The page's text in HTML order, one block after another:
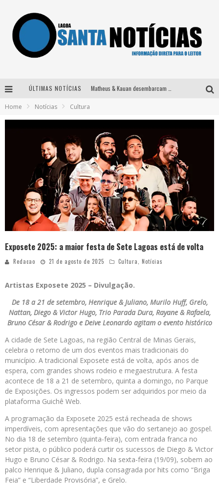
ÚLTIMAS NOTÍCIAS
Após sair da KondZilla, DJ Danny Albuquerque inicia nova fase
Home Notícias Cultura
Exposete 2025: a maior festa de Sete Lagoas está de volta
Redacao 21 de agosto de 2025 Cultura, Notícias
Artistas Exposete 2025 – Divulgação.
De 18 a 21 de setembro, Henrique & Juliano, Murilo Huff, Grelo,
Nattan, Diego & Victor Hugo, Trio Parada Dura, Rayane & Rafaela,
Bruno César & Rodrigo e Deive Leonardo agitam o evento histórico
A cidade de Sete Lagoas, na região Central de Minas Gerais,
celebra o retorno de um dos eventos mais tradicionais do
município. A tradicional Exposete está de volta, após anos de
espera, com grandes shows rodeio e megaestrutura. A festa
acontece de 18 a 21 de setembro, quinta a domingo, no Parque
de Exposições. Os ingressos podem ser adquiridos por meio da
plataforma Guichê Web.
A programação da Exposete 2025 está recheada de shows
imperdíveis, com apresentações que vão do sertanejo ao gospel.
No dia 18 de setembro (quinta-feira), com entrada franca no
setor pista, o público poderá curtir os sucessos de Diego & Victor
Hugo e Bruno César & Rodrigo. Na sexta-feira (19/09), sobem ao
palco Henrique & Juliano, dupla consagrada por hits como “Briga
Feia” e “Liberdade Provisória”, e Grelo.